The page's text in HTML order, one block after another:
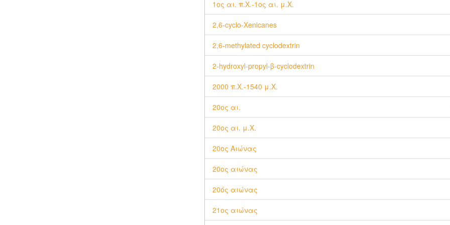
1ος αι. π.Χ.-1ος αι. μ.Χ.
2,6-cyclo-Xenicanes
2,6-methylated cyclodextrin
2-hydroxyl-propyl-β-cyclodextrin
2000 π.Χ.-1540 μ.Χ.
20ος αι.
20ος αι. μ.Χ.
20ος Αιώνας
20ος αιώνας
20ός αιώνας
21ος αιώνας